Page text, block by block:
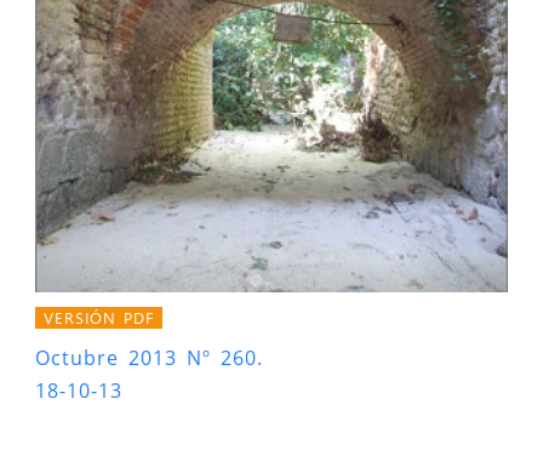
VERSIÓN PDF
Octubre 2013 Nº 260.
18-10-13